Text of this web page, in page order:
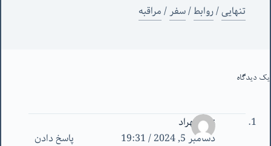
تنهایی/روابط/سفر/مراقبه
یک دیدگاه
زهراشهراد
دسامبر 5, 2024 / 19:31
پاسخ دادن